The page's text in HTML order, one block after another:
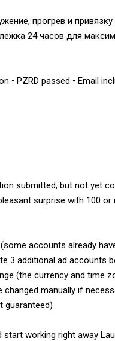
прогрев и
24 часов для
• PZRD passed • Email
submitted, but not yet
surprise with 100 or
accounts already
3 additional ad accounts
(the currency and
manually if
guaranteed)
working right away